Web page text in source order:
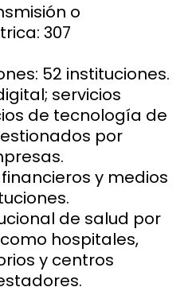
o
307
52 instituciones.
servicios
de tecnología de
por
y medios
de salud por
hospitales,
y centros